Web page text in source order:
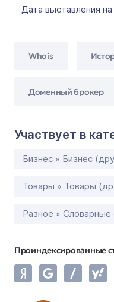
Дата выставления
Whois
Доменный брокер
Участвует в
Бизнес » Бизнес
Товары » Товары
Разное » Словарные
Проиндексированные